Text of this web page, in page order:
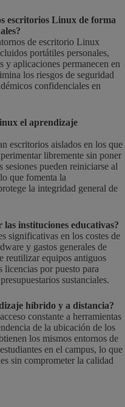
escritorios Linux de forma
de escritorio Linux
portátiles personales,
y aplicaciones permanecen en
los riesgos de seguridad
confidenciales en
el aprendizaje
escritorios aislados en los que
libremente sin poner
pueden reiniciarse al
que fomenta la
la integridad general de
instituciones educativas?
significativas en los costes de
y gastos generales de
reutilizar equipos antiguos
por puesto para
sustanciales.
híbrido y a distancia?
constante a herramientas
de la ubicación de los
los mismos entornos de
en el campus, lo que
sin comprometer la calidad